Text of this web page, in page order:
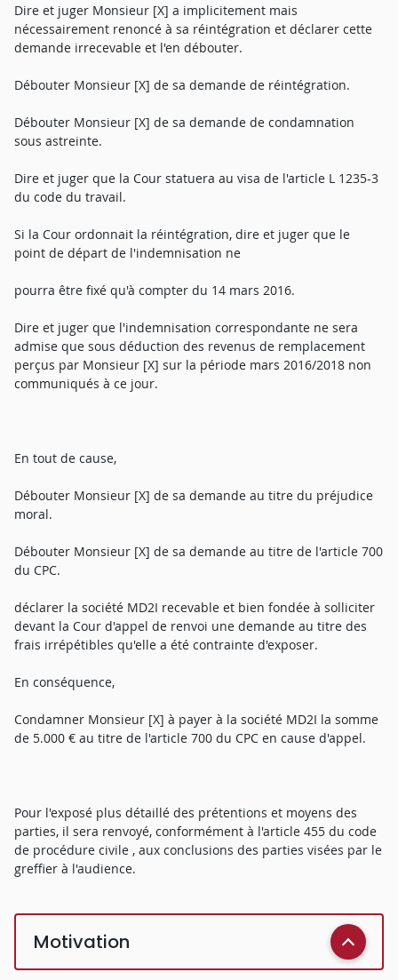
Dire et juger Monsieur [X] a implicitement mais
nécessairement renoncé à sa réintégration et déclarer cette
demande irrecevable et l'en débouter.
Débouter Monsieur [X] de sa demande de réintégration.
Débouter Monsieur [X] de sa demande de condamnation
sous astreinte.
Dire et juger que la Cour statuera au visa de l'article L 1235-3
du code du travail.
Si la Cour ordonnait la réintégration, dire et juger que le
point de départ de l'indemnisation ne
pourra être fixé qu'à compter du 14 mars 2016.
Dire et juger que l'indemnisation correspondante ne sera
admise que sous déduction des revenus de remplacement
perçus par Monsieur [X] sur la période mars 2016/2018 non
communiqués à ce jour.
En tout de cause,
Débouter Monsieur [X] de sa demande au titre du préjudice
moral.
Débouter Monsieur [X] de sa demande au titre de l'article 700
du CPC.
déclarer la société MD2I recevable et bien fondée à solliciter
devant la Cour d'appel de renvoi une demande au titre des
frais irrépétibles qu'elle a été contrainte d'exposer.
En conséquence,
Condamner Monsieur [X] à payer à la société MD2I la somme
de 5.000 € au titre de l'article 700 du CPC en cause d'appel.
Pour l'exposé plus détaillé des prétentions et moyens des
parties, il sera renvoyé, conformément à l'article 455 du code
de procédure civile , aux conclusions des parties visées par le
greffier à l'audience.
Motivation